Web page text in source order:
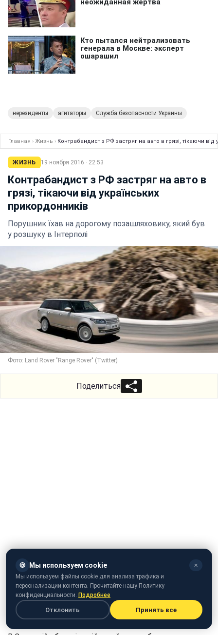
нерезиденты агитаторы Служба безопасности Украины
Главная › Жизнь › Контрабандист з РФ застряг на авто в грязі, тікаючи від
ЖИЗНЬ 19 ноября 2016 · 22:53
Контрабандист з РФ застряг на авто в
грязі, тікаючи від українських
прикордонників
Порушник їхав на дорогому позашляховику, який був
у розшуку в Інтерполі
Фото: Land Rover "Range Rover" (Twitter)
Поделиться
🍪 Мы используем cookie ✕
Мы используем файлы cookie для анализа трафика и
персонализации контента. Прочитайте нашу Политику
конфиденциальности. Подробнее
Отклонить Принять все